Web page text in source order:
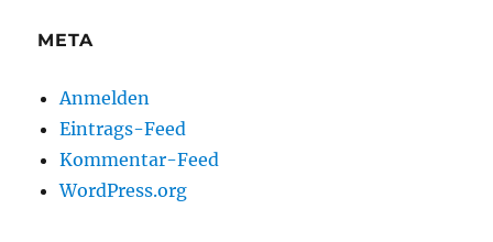
META
Anmelden
Eintrags-Feed
Kommentar-Feed
WordPress.org